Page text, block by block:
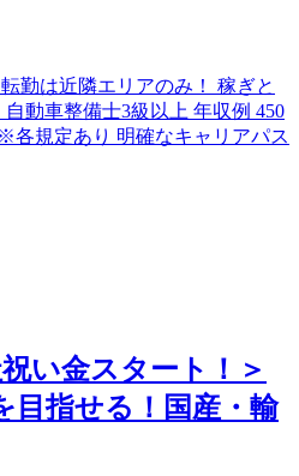
い金スタート！＞
目指せる！国産・輸